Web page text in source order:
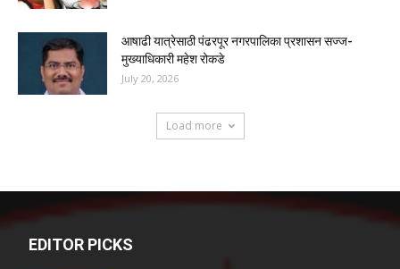
आषाढी यात्रेसाठी पंढरपूर नगरपालिका प्रशासन सज्ज-
मुख्याधिकारी महेश रोकडे
July 20, 2026
Load more
EDITOR PICKS